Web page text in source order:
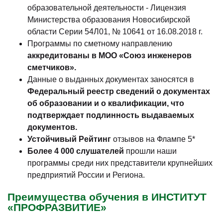
образовательной деятельности - Лицензия
Министерства образования Новосибирской
области Серии 54Л01, № 10641 от 16.08.2018 г.
Программы по сметному направлению
аккредитованы в МОО «Союз инженеров
сметчиков».
Данные о выданных документах заносятся в
Федеральный реестр сведений о документах
об образовании и о квалификации, что
подтверждает подлинность выдаваемых
документов.
Устойчивый Рейтинг отзывов на Флампе 5*
Более 4 000 слушателей прошли наши
программы среди них представители крупнейших
предприятий России и Региона.
Преимущества обучения в ИНСТИТУТ
«ПРОФРАЗВИТИЕ»